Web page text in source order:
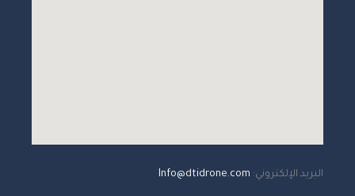
البريد الإلكتروني: Info@dtidrone.com